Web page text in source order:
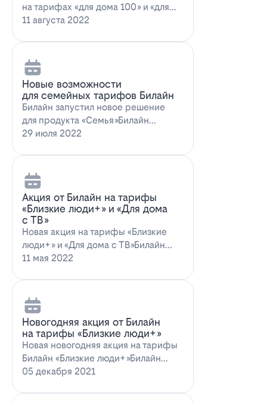
на тарифах «для дома 100» и «для
дома 100 с…
11 августа 2022
Новые возможности
для семейных тарифов Билайн
Билайн запустил новое решение
для продукта «Семья»Билайн
объявил о запуске новых возможн…
29 июля 2022
Акция от Билайн на тарифы
«Близкие люди+» и «Для дома
с ТВ»
Новая акция на тарифы «Близкие
люди+» и «Для дома с ТВ»Билайн
предлагает выг…
11 мая 2022
Новогодняя акция от Билайн
на тарифы «Близкие люди+»
Новая новогодняя акция на тарифы
Билайн «Близкие люди+»Билайн
предлагает новогоднее пред…
05 декабря 2021